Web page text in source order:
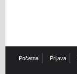
Početna Prijava